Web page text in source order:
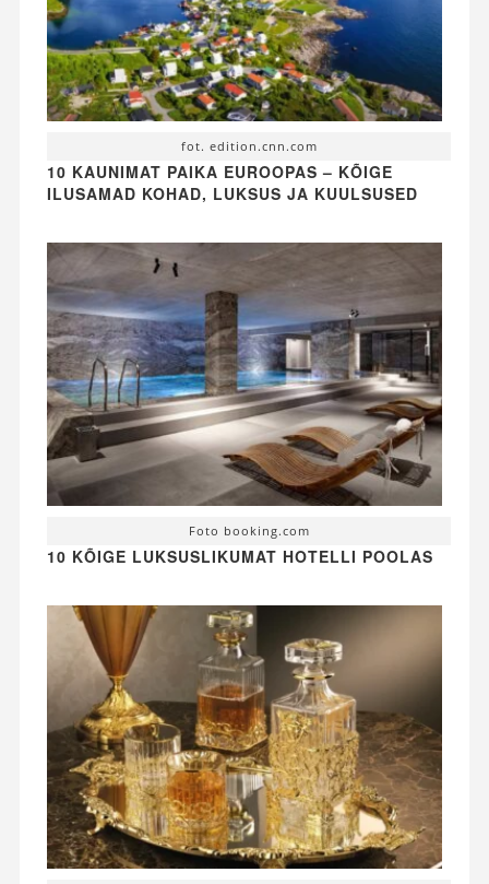
fot. edition.cnn.com
10 KAUNIMAT PAIKA EUROOPAS – KÕIGE
ILUSAMAD KOHAD, LUKSUS JA KUULSUSED
Foto booking.com
10 KÕIGE LUKSUSLIKUMAT HOTELLI POOLAS